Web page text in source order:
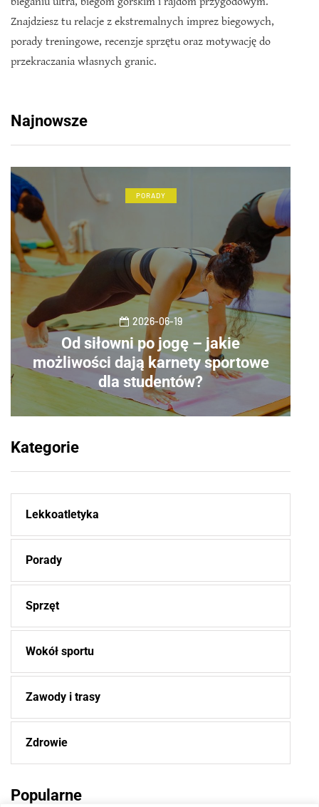
Znajdziesz tu relacje z ekstremalnych imprez biegowych,
porady treningowe, recenzje sprzętu oraz motywację do
przekraczania własnych granic.
Najnowsze
PORADY
2026-06-19
Od siłowni po jogę – jakie
możliwości dają karnety sportowe
dla studentów?
Kategorie
Lekkoatletyka
Porady
Sprzęt
Wokół sportu
Zawody i trasy
Zdrowie
Popularne